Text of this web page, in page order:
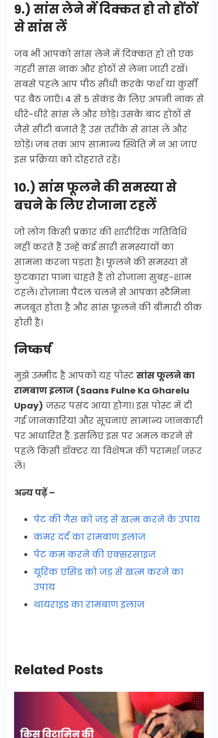
9.) सांस लेने में दिक्कत हो तो होंठों
से सांस लें
जब भी आपको सांस लेने में दिक्कत हो तो एक
गहरी सांस नाक और होठों से लेना जारी रखें।
सबसे पहले आप पीठ सीधी करके फर्श या कुर्सी
पर बैठ जाएँ। 4 से 5 सेकंड के लिए अपनी नाक से
धीरे-धीरे सांस लें और छोड़े। उसके बाद होठों से
जैसे सीटी बजाते हैं उस तरीके से सांस लें और
छोड़ें। जब तक आप सामान्य स्थिति में न आ जाए
इस प्रक्रिया को दोहराते रहें।
10.) सांस फूलने की समस्या से
बचने के लिए रोजाना टहलें
जो लोग किसी प्रकार की शारीरिक गतिविधि
नहीं करते हैं उन्हें कई सारी समस्यायों का
सामना करना पड़ता है। फूलने की समस्या से
छुटकारा पाना चाहते हैं तो रोजाना सुबह-शाम
टहलें। रोज़ाना पैदल चलने से आपका स्टैमिना
मजबूत होता है और सांस फूलने की बीमारी ठीक
होती है।
निष्कर्ष
मुझे उम्मीद है आपको यह पोस्ट सांस फूलने का
रामबाण इलाज (Saans Fulne Ka Gharelu
Upay) जरुर पसंद आया होगा। इस पोस्ट में दी
गई जानकारियां और सूचनाएं सामान्य जानकारी
पर आधारित हैं. इसलिए इस पर अमल करने से
पहले किसी डॉक्टर या विशेषज्ञ की परामर्श जरूर
लें।
अन्य पढ़ें –
पेट की गैस को जड़ से खत्म करने के उपाय
कमर दर्द का रामबाण इलाज
पेट कम करने की एक्सरसाइज
यूरिक एसिड को जड़ से खत्म करने का
उपाय
थायराइड का रामबाण इलाज
Related Posts